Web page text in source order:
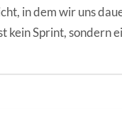
in dem wir uns
kein Sprint, sondern